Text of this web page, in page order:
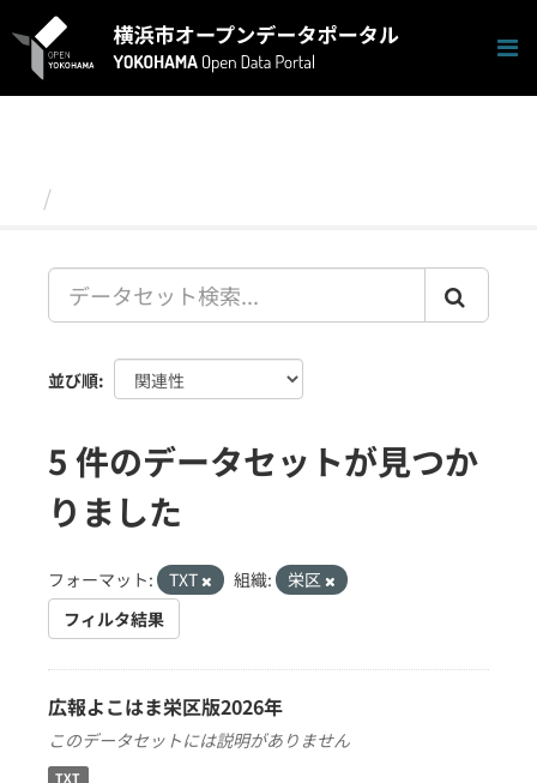
キ
並び順
5 件のデータセットが見つか
りました
フォーマット: TXT 組織:
栄区
フィルタ結果
広報よこはま栄区版2026年
このデータセットには説明がありません
TXT